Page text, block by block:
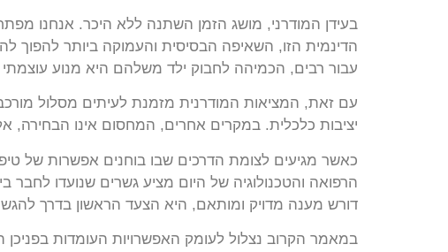
בעידן המודרני, מושג הזמן השתנה ללא היכר. אנחנו
הדינמית הזו, השאיפה הבסיסית והעמוקה ביותר להפוך
עבור רבים, הכמיהה לחבוק ילד משלהם היא מנוע
עם זאת, המציאות המודרנית מזמנת לעיתים מסלול
יציבות כלכלית. במקרים אחרים, המחסום אינו הבחירה,
הרפואה והטכנולוגיה של היום מציע גשרים שנועדו
דורש מענה מדויק ומותאם, היא הצעד הראשון בדרך